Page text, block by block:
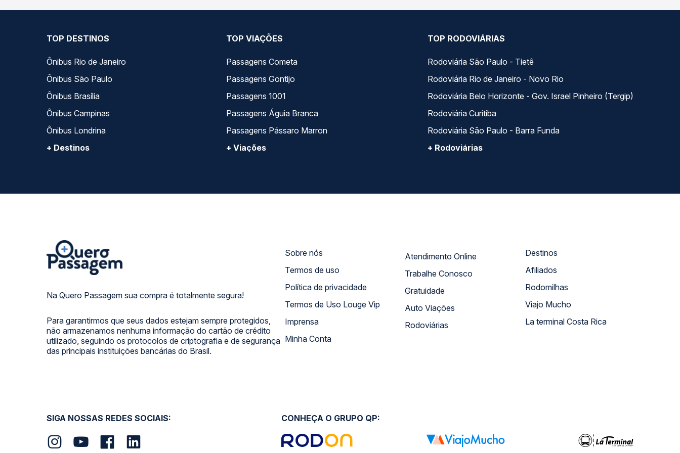
TOP DESTINOS
Ônibus Rio de Janeiro
Ônibus São Paulo
Ônibus Brasília
Ônibus Campinas
Ônibus Londrina
+ Destinos
TOP VIAÇÕES
Passagens Cometa
Passagens Gontijo
Passagens 1001
Passagens Águia Branca
Passagens Pássaro Marron
+ Viações
TOP RODOVIÁRIAS
Rodoviária São Paulo - Tietê
Rodoviária Rio de Janeiro - Novo Rio
Rodoviária Belo Horizonte - Gov. Israel Pinheiro (Tergip)
Rodoviária Curitiba
Rodoviária São Paulo - Barra Funda
+ Rodoviárias
Na Quero Passagem sua compra é totalmente segura!
Para garantirmos que seus dados estejam sempre protegidos,
não armazenamos nenhuma informação do cartão de crédito
utilizado, seguindo os protocolos de criptografia e de segurança
das principais instituições bancárias do Brasil.
Sobre nós
Termos de uso
Política de privacidade
Termos de Uso Louge Vip
Imprensa
Minha Conta
Atendimento Online
Trabalhe Conosco
Gratuidade
Auto Viações
Rodoviárias
Destinos
Afiliados
Rodomilhas
Viajo Mucho
La terminal Costa Rica
SIGA NOSSAS REDES SOCIAIS: CONHEÇA O GRUPO QP: